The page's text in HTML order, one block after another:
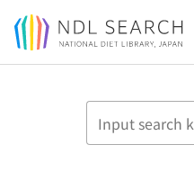
Jump to main content